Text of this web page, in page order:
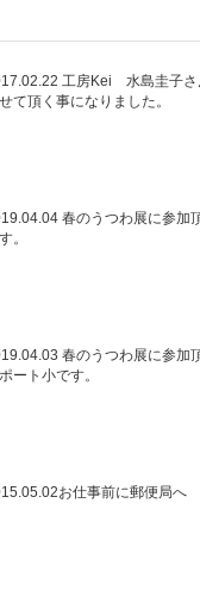
工房Kei 水島圭子さ
て頂く事になりました。
春のうつわ展に参加
。
春のうつわ展に参加
ート小です。
お仕事前に郵便局へ